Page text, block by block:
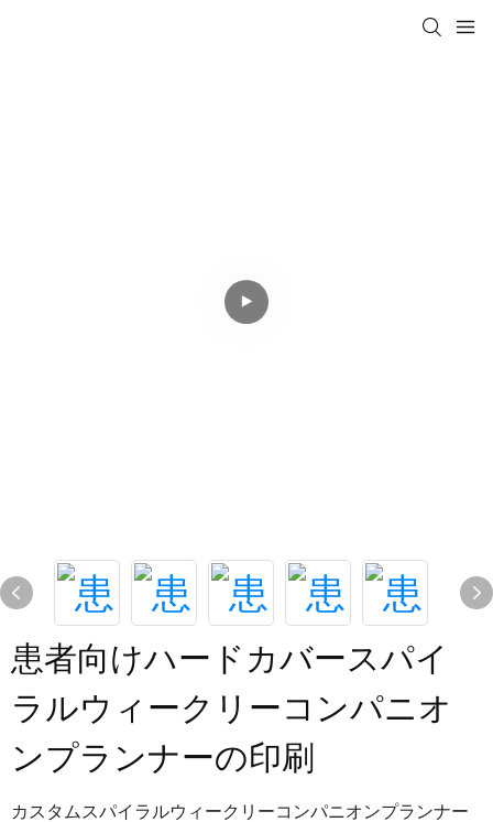
患者向けハードカバースパイ
ラルウィークリーコンパニオ
ンプランナーの印刷
カスタムスパイラルウィークリーコンパニオンプランナー